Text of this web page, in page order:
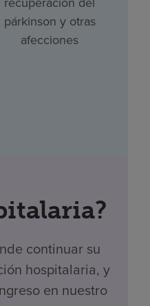
párkinson y otras
afecciones
continuar su
hospitalaria, y
en nuestro